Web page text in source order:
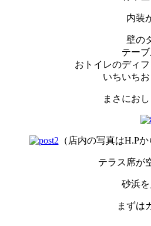
内装
壁の
テー
おトイレのディ
いちいち
まさにお
（店内の写真はH.P
テラス席が
砂浜
まずは